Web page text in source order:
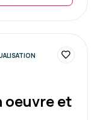
riche en
utiles.
vos
et